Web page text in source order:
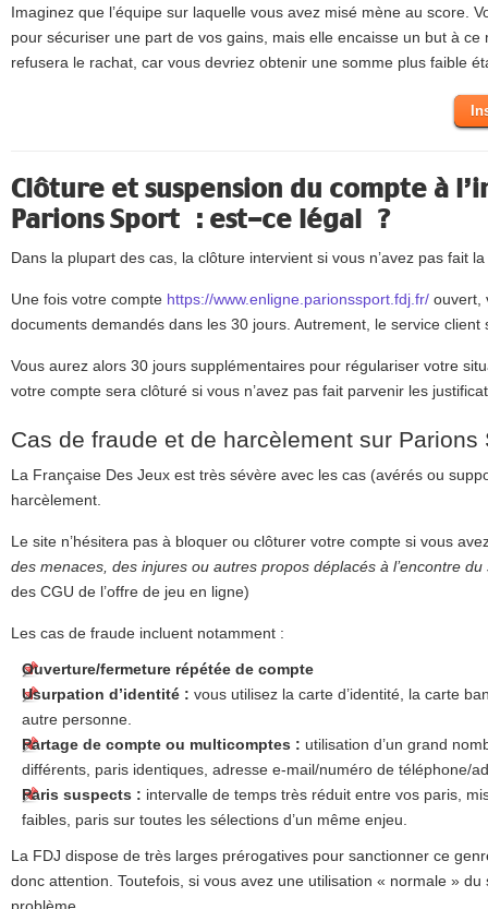
Imaginez que l’équipe sur laquelle vous avez misé mène au score.
pour sécuriser une part de vos gains, mais elle encaisse un but à ce
refusera le rachat, car vous devriez obtenir une somme plus faible
Clôture et suspension du compte à
Parions Sport : est-ce légal ?
Dans la plupart des cas, la clôture intervient si vous n’avez pas fait
Une fois votre compte https://www.enligne.parionssport.fdj.fr/ ouvert,
documents demandés dans les 30 jours. Autrement, le service
Vous aurez alors 30 jours supplémentaires pour régulariser votre
votre compte sera clôturé si vous n’avez pas fait parvenir les
Cas de fraude et de harcèlement sur Parions
La Française Des Jeux est très sévère avec les cas (avérés ou
harcèlement.
Le site n’hésitera pas à bloquer ou clôturer votre compte si vous
des menaces, des injures ou autres propos déplacés à l’encontre
des CGU de l’offre de jeu en ligne)
Les cas de fraude incluent notamment :
Ouverture/fermeture répétée de compte
Usurpation d’identité : vous utilisez la carte d’identité, la carte
autre personne.
Partage de compte ou multicomptes : utilisation d’un grand
différents, paris identiques, adresse e-mail/numéro de téléphone/
Paris suspects : intervalle de temps très réduit entre vos paris,
faibles, paris sur toutes les sélections d’un même enjeu.
La FDJ dispose de très larges prérogatives pour sanctionner ce
donc attention. Toutefois, si vous avez une utilisation « normale » du